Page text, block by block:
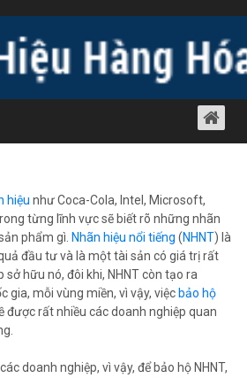
NỔI TIẾNG
hiệu như Coca-Cola, Intel, Microsoft,
từng lĩnh vực sẽ biết rõ những nhãn
phẩm gì. Nhãn hiệu nổi tiếng (NHNT) là
đầu tư và là một tài sản có giá trị rất
sở hữu nó, đôi khi, NHNT còn tạo ra
gia, mỗi vùng miền, vì vậy, việc bảo hộ
được rất nhiều các doanh nghiệp quan
doanh nghiệp, vì vậy, để bảo hộ NHNT,